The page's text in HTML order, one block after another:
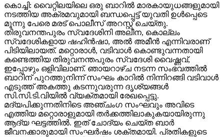
കൊച്ചി: വൈറ്റിലയിലെ ഒരു ബാറില്‍ മാരകായുധങ്ങളുമായി
നടത്തിയ അക്രമവുമായി ബന്ധപ്പെട്ട് യുവതി ഉള്‍പ്പെടെ
മൂന്നു പേരെ മരട് പൊലീസ് അറസ്റ്റ് ചെയ്തു.
തിരുവനന്തപുരം സ്വദേശിനി അലീന, കൊല്ലം
സ്വദേശികളായ ഷഹിന്‍ഷാ, അല്‍ അമീന്‍ എന്നിവരാണ്
പിടിയിലായത്. മറ്റൊരാള്‍, വടിവാള്‍ കൊണ്ടുവന്നതായി
കണ്ടെത്തിയ തിരുവനന്തപുരം സ്വദേശി വൈഷ്ണവ്,
ഇപ്പോഴും ഒളിവിലാണ്. ഞായറാഴ്ച നടന്ന സംഭവത്തില്‍
ബാറിന് പുറത്തുനിന്ന് സംഘം കാറില്‍ നിന്നിറങ്ങി വടിവാള്‍
എടുത്ത് അകത്തു കടന്നുവരുന്ന ദൃശ്യങ്ങള്‍
സി.സി.ടി.വിയില്‍ വ്യക്തമായി രേഖപ്പെട്ടു.
മദ്യപിക്കുന്നതിനിടെ അഞ്ചംഗ സംഘവും അവിടെ
എത്തിയ മറ്റൊരാളുമായി തര്‍ക്കത്തിലാകുകയായിരുന്നു
ആദ്യ ഘട്ടത്തില്‍. ഇത് ചോദ്യം ചെയ്ത ബാര്‍
ജീവനക്കാരുമായി സംഘര്‍ഷം ശക്തമായി. പ്രതികളുടെ